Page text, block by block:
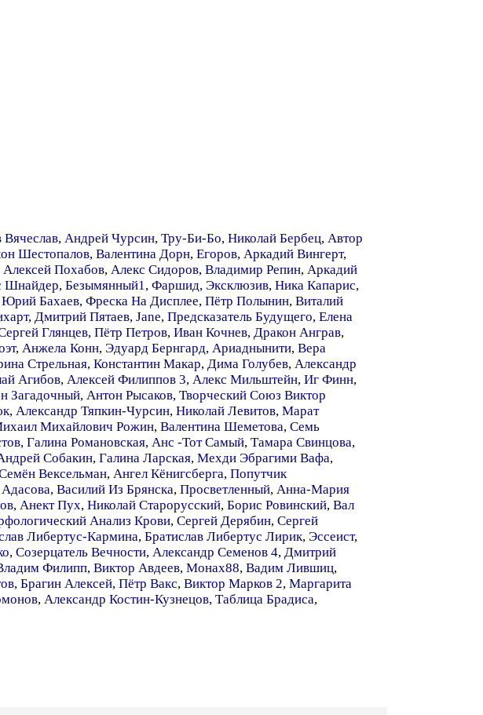
Вячеслав, Андрей Чурсин, Тру-Би-Бо, Николай Бербец, Автор
Шестопалов, Валентина Дорн, Егоров, Аркадий Вингерт,
Алексей Похабов, Алекс Сидоров, Владимир Репин, Аркадий
Шнайдер, Безымянный1, Фаршид, Эксклюзив, Ника Капарис,
Юрий Бахаев, Фреска На Дисплее, Пётр Полынин, Виталий
, Дмитрий Пятаев, Jane, Предсказатель Будущего, Елена
Глянцев, Пётр Петров, Иван Кочнев, Дракон Анграв,
, Анжела Конн, Эдуард Бернгард, Ариаднынити, Вера
Стрельная, Константин Макар, Дима Голубев, Александр
Агибов, Алексей Филиппов 3, Алекс Мильштейн, Иг Финн,
Загадочный, Антон Рысаков, Творческий Союз Виктор
, Александр Тяпкин-Чурсин, Николай Левитов, Марат
Михайлович Рожин, Валентина Шеметова, Семь
, Галина Романовская, Анс -Тот Самый, Тамара Свинцова,
Собакин, Галина Ларская, Мехди Эбрагими Вафа,
Вексельман, Ангел Кёнигсберга, Попутчик
, Василий Из Брянска, Просветленный, Анна-Мария
, Анект Пух, Николай Старорусский, Борис Ровинский, Вал
Анализ Крови, Сергей Дерябин, Сергей
Либертус-Кармина, Братислав Либертус Лирик, Эссеист,
, Созерцатель Вечности, Александр Семенов 4, Дмитрий
Филипп, Виктор Авдеев, Монах88, Вадим Лившиц,
, Брагин Алексей, Пётр Вакс, Виктор Марков 2, Маргарита
, Александр Костин-Кузнецов, Таблица Брадиса,